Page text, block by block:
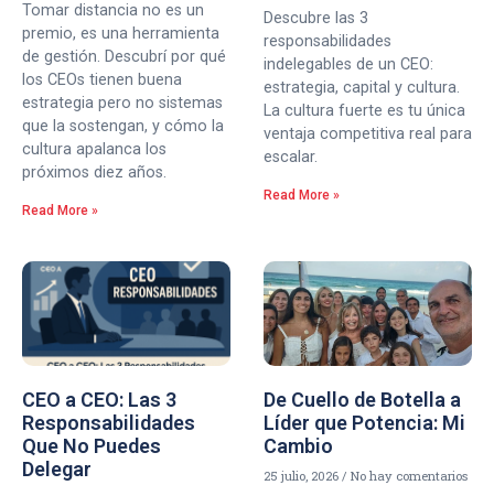
Tomar distancia no es un
premio, es una herramienta
de gestión. Descubrí por qué
los CEOs tienen buena
estrategia pero no sistemas
que la sostengan, y cómo la
cultura apalanca los
próximos diez años.
Read More »
Descubre las 3
responsabilidades
indelegables de un CEO:
estrategia, capital y cultura.
La cultura fuerte es tu única
ventaja competitiva real para
escalar.
Read More »
CEO a CEO: Las 3
Responsabilidades
Que No Puedes
Delegar
De Cuello de Botella a
Líder que Potencia: Mi
Cambio
25 julio, 2026 No hay comentarios